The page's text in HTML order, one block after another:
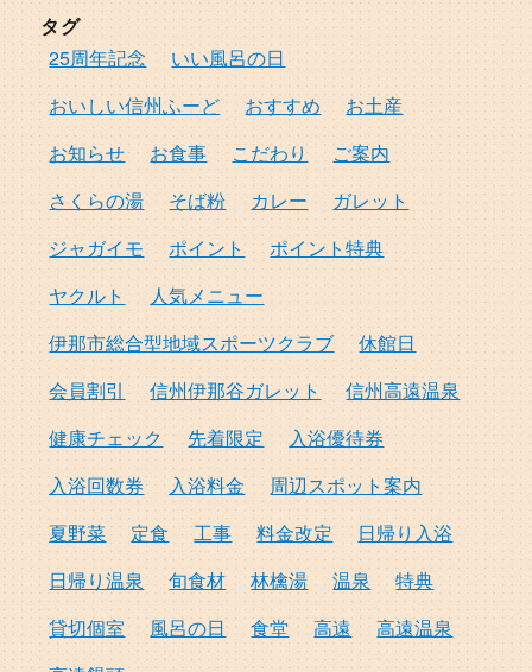
タグ
25周年記念
いい風呂の日
おいしい信州ふーど
おすすめ
お土産
お知らせ
お食事 こだわり
ご案内
さくらの湯
そば粉 カレー
ガレット
ジャガイモ
ポイント
ポイント特典
ヤクルト
人気メニュー
伊那市総合型地域スポーツクラブ
休館日
会員割引
信州伊那谷ガレット
信州高遠温泉
健康チェック
先着限定
入浴優待券
入浴回数券
入浴料金
周辺スポット案内
夏野菜
定食 工事 料金改定
日帰り入浴
日帰り温泉
旬食材 林檎湯 温泉
特典
貸切個室
風呂の日 食堂 高遠
高遠温泉